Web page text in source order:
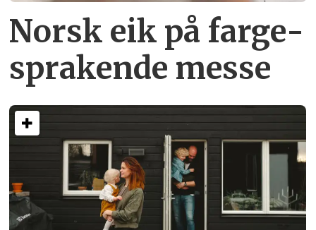
Norsk eik på farge­
sprakende messe